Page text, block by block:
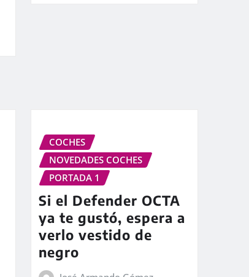
COCHES
NOVEDADES COCHES
PORTADA 1
Si el Defender OCTA
ya te gustó, espera a
verlo vestido de
negro